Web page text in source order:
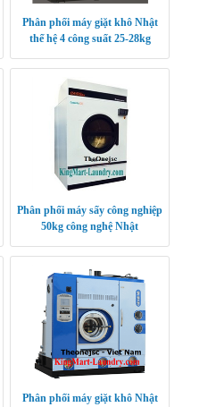
Phân phối máy giặt khô Nhật
thế hệ 4 công suất 25-28kg
Phân phối máy sấy công nghiệp
50kg công nghệ Nhật
Phân phối máy giặt khô Nhật